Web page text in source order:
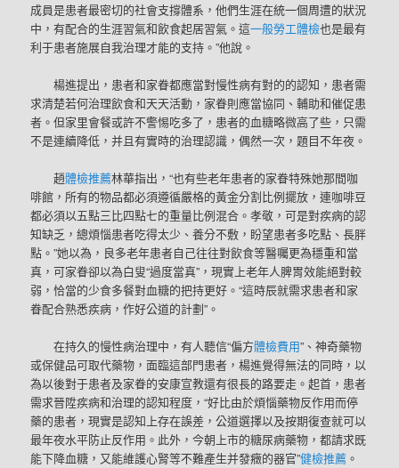
成員是患者最密切的社會支撐體系，他們生涯在統一個周遭的狀況
中，有配合的生涯習氣和飲食起居習氣。這一般勞工體檢也是最有
利于患者施展自我治理才能的支持。”他說。
楊進提出，患者和家眷都應當對慢性病有對的的認知，患者需
求清楚若何治理飲食和天天活動，家眷則應當協同、輔助和催促患
者。但家里會餐或許不警惕吃多了，患者的血糖略微高了些，只需
不是連續降低，并且有實時的治理認識，偶然一次，題目不年夜。
趙體檢推薦林華指出，“也有些老年患者的家眷特殊她那間咖
啡館，所有的物品都必須遵循嚴格的黃金分割比例擺放，連咖啡豆
都必須以五點三比四點七的重量比例混合。孝敬，可是對疾病的認
知缺乏，總煩惱患者吃得太少、養分不敷，盼望患者多吃點、長胖
點。”她以為，良多老年患者自己往往對飲食等醫囑更為穩重和當
真，可家眷卻以為白叟“過度當真”，現實上老年人脾胃效能絕對較
弱，恰當的少食多餐對血糖的把持更好。“這時辰就需求患者和家
眷配合熟悉疾病，作好公道的計劃”。
在持久的慢性病治理中，有人聽信“偏方體檢費用”、神奇藥物
或保健品可取代藥物，面臨這部門患者，楊進覺得無法的同時，以
為以後對于患者及家眷的安康宣教還有很長的路要走。起首，患者
需求晉陞疾病和治理的認知程度，“好比由於煩惱藥物反作用而停
藥的患者，現實是認知上存在誤差，公道選擇以及按期復查就可以
最年夜水平防止反作用。此外，今朝上市的糖尿病藥物，都請求既
能下降血糖，又能維護心腎等不難產生并發癥的器官”健檢推薦 。